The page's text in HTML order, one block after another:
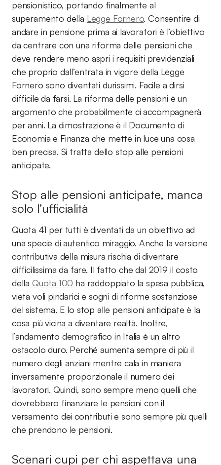
pensionistico, portando finalmente al
superamento della Legge Fornero. Consentire di
andare in pensione prima ai lavoratori è l’obiettivo
da centrare con una riforma delle pensioni che
deve rendere meno aspri i requisiti previdenziali
che proprio dall’entrata in vigore della Legge
Fornero sono diventati durissimi. Facile a dirsi
difficile da farsi. La riforma delle pensioni è un
argomento che probabilmente ci accompagnerà
per anni. La dimostrazione è il Documento di
Economia e Finanza che mette in luce una cosa
ben precisa. Si tratta dello stop alle pensioni
anticipate.
Stop alle pensioni anticipate, manca
solo l’ufficialità
Quota 41 per tutti è diventati da un obiettivo ad
una specie di autentico miraggio. Anche la versione
contributiva della misura rischia di diventare
difficilissima da fare. Il fatto che dal 2019 il costo
della Quota 100 ha raddoppiato la spesa pubblica,
vieta voli pindarici e sogni di riforme sostanziose
del sistema. E lo stop alle pensioni anticipate è la
cosa più vicina a diventare realtà. Inoltre,
l’andamento demografico in Italia è un altro
ostacolo duro. Perché aumenta sempre di più il
numero degli anziani mentre cala in maniera
inversamente proporzionale il numero dei
lavoratori. Quindi, sono sempre meno quelli che
dovrebbero finanziare le pensioni con il
versamento dei contributi e sono sempre più quelli
che prendono le pensioni.
Scenari cupi per chi aspettava una